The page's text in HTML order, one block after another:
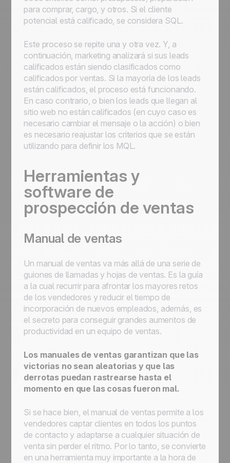
para comprar, cargo, y otros. Si el cliente
potencial está calificado, se considera SQL.
Este proceso se repite una y otra vez. Y, a
continuación, marketing analizará si sus leads
calificados están siendo clasificados como
calificados por ventas. Si la mayoría de los leads
están calificados, el proceso está funcionando.
En caso contrario, o bien los leads que llegan al
sitio web no están calificados (en cuyo caso es
necesario cambiar el mensaje o la acción) o bien
es necesario reajustar los criterios que se están
utilizando para definir los MQL.
Herramientas y
software de
prospección de ventas
Manual de ventas
Un manual de ventas va más allá de una serie de
guiones de llamadas y hojas de ventas. Es la guía
a la cual recurrir para afrontar los mayores retos
de los vendedores y reducir el tiempo de
incorporación de nuevos empleados, además, es
el secreto para conseguir grandes aumentos de
productividad en un equipo de ventas.
Los manuales de ventas garantizan que las
victorias no sean aleatorias y que las
derrotas puedan rastrearse hasta el
momento en que las cosas fueron mal.
Si se hace bien, el manual de ventas permite a los
vendedores captar clientes en todos los puntos
de contacto y adaptarse a cualquier situación de
venta sin perder el ritmo. Por lo tanto, se convierte
en una herramienta muy importante a la hora de